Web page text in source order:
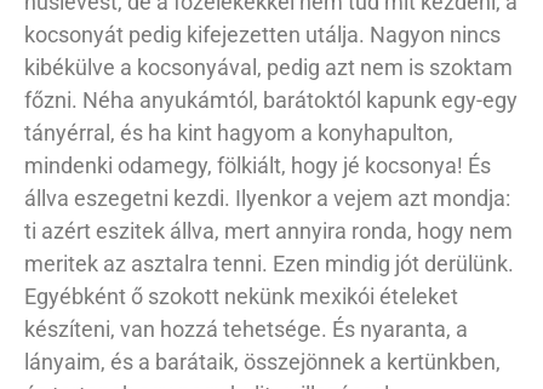
kocsonyát pedig kifejezetten utálja. Nagyon nincs
kibékülve a kocsonyával, pedig azt nem is szoktam
főzni. Néha anyukámtól, barátoktól kapunk egy-egy
tányérral, és ha kint hagyom a konyhapulton,
mindenki odamegy, fölkiált, hogy jé kocsonya! És
állva eszegetni kezdi. Ilyenkor a vejem azt mondja:
ti azért eszitek állva, mert annyira ronda, hogy nem
meritek az asztalra tenni. Ezen mindig jót derülünk.
Egyébként ő szokott nekünk mexikói ételeket
készíteni, van hozzá tehetsége. És nyaranta, a
lányaim, és a barátaik, összejönnek a kertünkben,